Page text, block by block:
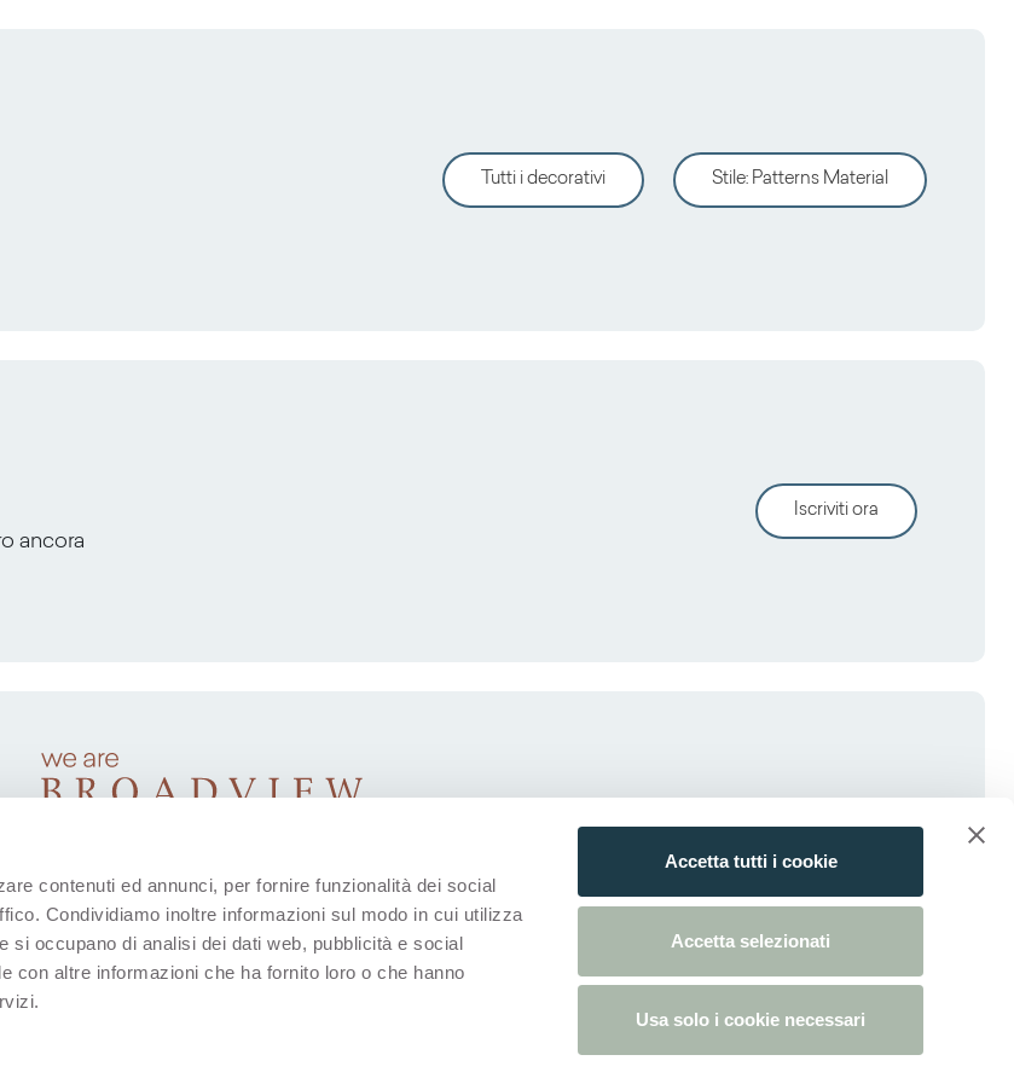
contenuti ed annunci, per fornire funzionalità dei social
Condividiamo inoltre informazioni sul modo in cui utilizza
si occupano di analisi dei dati web, pubblicità e social
con altre informazioni che ha fornito loro o che hanno
Accetta tutti i cookie
Accetta selezionati
Usa solo i cookie necessari
Tutti i decorativi Stile: Patterns Material
ancora
Iscriviti ora